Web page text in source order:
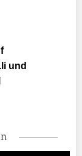
und